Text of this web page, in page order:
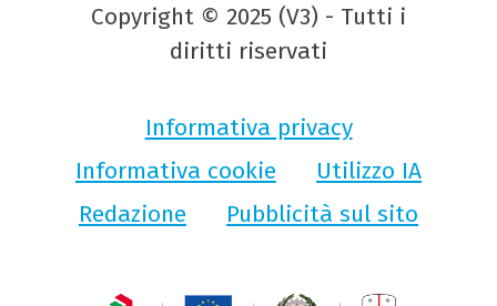
Copyright © 2025 (V3) - Tutti i
diritti riservati
Informativa privacy
Informativa cookie
Utilizzo IA
Redazione
Pubblicità sul sito